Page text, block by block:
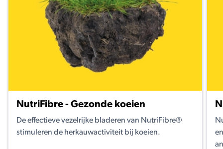
NutriFibre - Gezonde koeien
De effectieve vezelrijke bladeren van NutriFibre®
stimuleren de herkauwactiviteit bij koeien.